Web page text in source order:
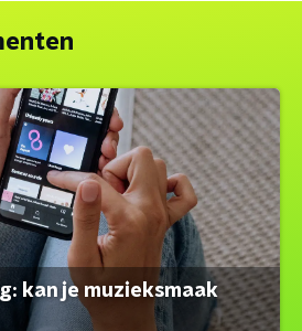
kan je muzieksmaak